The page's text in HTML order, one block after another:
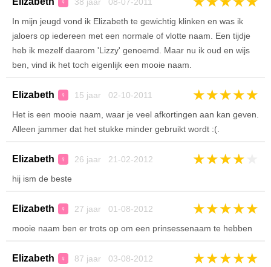
♀
In mijn jeugd vond ik Elizabeth te gewichtig klinken en was ik
jaloers op iedereen met een normale of vlotte naam. Een tijdje
heb ik mezelf daarom 'Lizzy' genoemd. Maar nu ik oud en wijs
ben, vind ik het toch eigenlijk een mooie naam.
Elizabeth ♀ 15 jaar 02-10-2011 ★★★★★
Het is een mooie naam, waar je veel afkortingen aan kan geven.
Alleen jammer dat het stukke minder gebruikt wordt :(.
Elizabeth ♀ 26 jaar 21-02-2012 ★★★★
hij ism de beste
Elizabeth ♀ 27 jaar 01-08-2012 ★★★★★
mooie naam ben er trots op om een prinsessenaam te hebben
Elizabeth ♀ 87 jaar 03-08-2012 ★★★★★